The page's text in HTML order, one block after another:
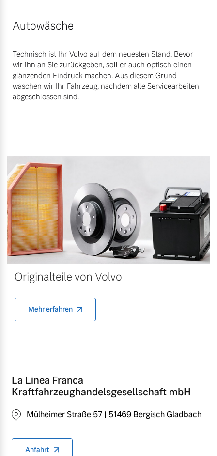
Autowäsche
Technisch ist Ihr Volvo auf dem neuesten Stand. Bevor
wir ihn an Sie zurückgeben, soll er auch optisch einen
glänzenden Eindruck machen. Aus diesem Grund
waschen wir Ihr Fahrzeug, nachdem alle Servicearbeiten
abgeschlossen sind.
Originalteile von Volvo
Mehr erfahren
La Linea Franca
Kraftfahrzeughandelsgesellschaft mbH
Mülheimer Straße 57 | 51469 Bergisch Gladbach
Anfahrt